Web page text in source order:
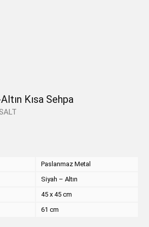
Kısa Sehpa
Paslanmaz Metal
Siyah – Altın
45 x 45 cm
61 cm